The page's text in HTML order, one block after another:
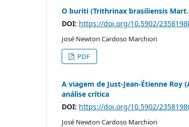
O buriti (Trithrinax brasiliensis
DOI: https://doi.org/10.5902/
José Newton Cardoso Marchiori
PDF
A viagem de Just-Jean-Étienne
análise crítica
DOI: https://doi.org/10.5902/
José Newton Cardoso Marchiori